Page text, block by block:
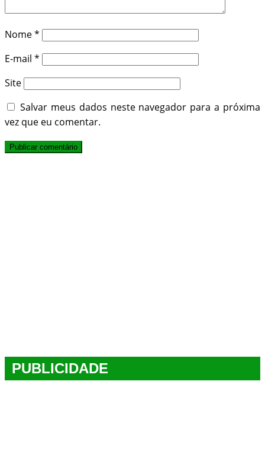
Nome*
E-mail *
Site
Salvar meus dados neste navegador para a próxima
vez que eu comentar.
PUBLICIDADE